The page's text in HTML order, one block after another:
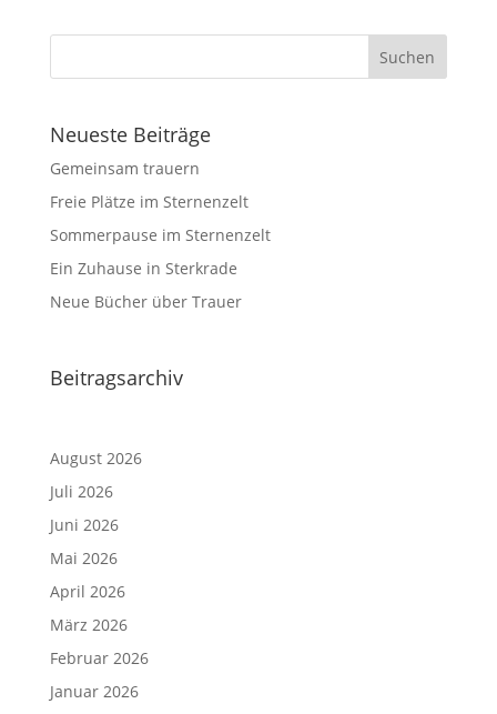
Neueste Beiträge
Gemeinsam trauern
Freie Plätze im Sternenzelt
Sommerpause im Sternenzelt
Ein Zuhause in Sterkrade
Neue Bücher über Trauer
Beitragsarchiv
August 2026
Juli 2026
Juni 2026
Mai 2026
April 2026
März 2026
Februar 2026
Januar 2026